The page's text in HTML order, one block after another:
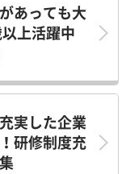
あっても大
上活躍中
実した企業
研修制度充